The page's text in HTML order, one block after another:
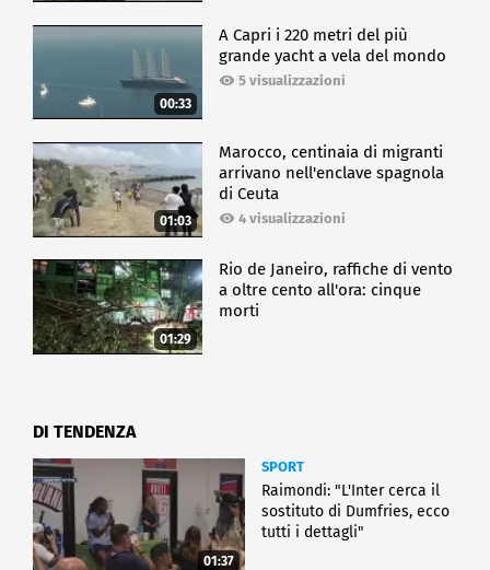
00:33
A Capri i 220 metri del più
grande yacht a vela del mondo
5 visualizzazioni
01:03
Marocco, centinaia di migranti
arrivano nell'enclave spagnola
di Ceuta
4 visualizzazioni
01:29
Rio de Janeiro, raffiche di vento
a oltre cento all'ora: cinque
morti
DI TENDENZA
01:37
SPORT
Raimondi: "L'Inter cerca il
sostituto di Dumfries, ecco
tutti i dettagli"